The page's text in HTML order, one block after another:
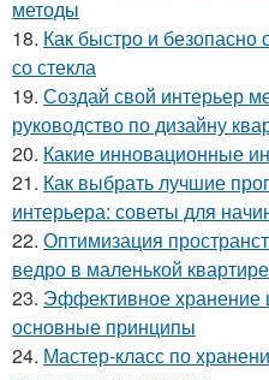
методы
18. Как быстро и безопасно
со стекла
19. Создай свой интерьер
руководство по дизайну
20. Какие инновационные
21. Как выбрать лучшие
интерьера: советы для
22. Оптимизация
ведро в маленькой квартире
23. Эффективное
основные принципы
24. Мастер-класс по